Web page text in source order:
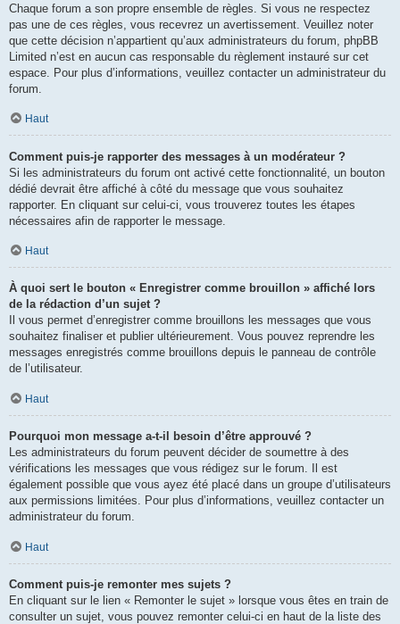
Chaque forum a son propre ensemble de règles. Si vous ne respectez
pas une de ces règles, vous recevrez un avertissement. Veuillez noter
que cette décision n’appartient qu’aux administrateurs du forum, phpBB
Limited n’est en aucun cas responsable du règlement instauré sur cet
espace. Pour plus d’informations, veuillez contacter un administrateur du
forum.
Haut
Comment puis-je rapporter des messages à un modérateur ?
Si les administrateurs du forum ont activé cette fonctionnalité, un bouton
dédié devrait être affiché à côté du message que vous souhaitez
rapporter. En cliquant sur celui-ci, vous trouverez toutes les étapes
nécessaires afin de rapporter le message.
Haut
À quoi sert le bouton « Enregistrer comme brouillon » affiché lors
de la rédaction d’un sujet ?
Il vous permet d’enregistrer comme brouillons les messages que vous
souhaitez finaliser et publier ultérieurement. Vous pouvez reprendre les
messages enregistrés comme brouillons depuis le panneau de contrôle
de l’utilisateur.
Haut
Pourquoi mon message a-t-il besoin d’être approuvé ?
Les administrateurs du forum peuvent décider de soumettre à des
vérifications les messages que vous rédigez sur le forum. Il est
également possible que vous ayez été placé dans un groupe d’utilisateurs
aux permissions limitées. Pour plus d’informations, veuillez contacter un
administrateur du forum.
Haut
Comment puis-je remonter mes sujets ?
En cliquant sur le lien « Remonter le sujet » lorsque vous êtes en train de
consulter un sujet, vous pouvez remonter celui-ci en haut de la liste des